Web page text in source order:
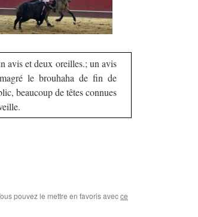
avis et deux oreilles.; un avis
le brouhaha de fin de
beaucoup de têtes connues
pouvez le mettre en favoris avecce